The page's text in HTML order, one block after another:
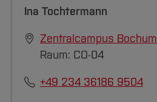
Ina Tochtermann
Zentralcampus Bochum
Raum: CO-04
+49 234 36186 9504